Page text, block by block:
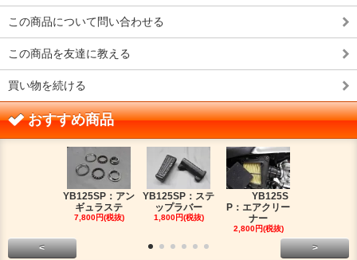
この商品について問い合わせる
この商品を友達に教える
買い物を続ける
おすすめ商品
YB125SP：アン
ギュラステ
7,800円(税抜)
YB125SP：ステ
ップラバー
1,800円(税抜)
YB125S
P：エアクリー
ナー
2,800円(税抜)
< >